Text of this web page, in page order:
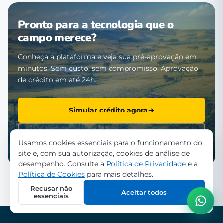
Pronto para a tecnologia que o
campo merece?
Conheça a plataforma e veja sua pré-aprovação em
minutos. Sem custo, sem compromisso. Aprovação
de crédito em até 24h.
Simular crédito agora
Usamos cookies essenciais para o funcionamento do
site e, com sua autorização, cookies de análise de
desempenho. Consulte a Política de Privacidade e a
Política de Cookies para mais detalhes.
Recusar não
essenciais
Aceitar todos